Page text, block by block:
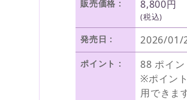
販売価格 : 8,800円
(税込)
発売日 : 2026/01/
ポイント :
88 ポイン
※ポイン
用できま